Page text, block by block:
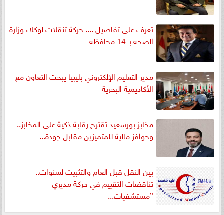
تعرف على تفاصيل .... حركة تنقلات لوكلاء وزارة
الصحه بـ 14 محافظه
مدير التعليم الإلكتروني بليبيا يبحث التعاون مع
الأكاديمية البحرية
مخابز بورسعيد تقترح رقابة ذكية على المخابز..
وحوافز مالية للمتميزين مقابل جودة...
بين النقل قبل العام والتثبيت لسنوات..
تناقضات التقييم في حركة مديري
”مستشفيات...